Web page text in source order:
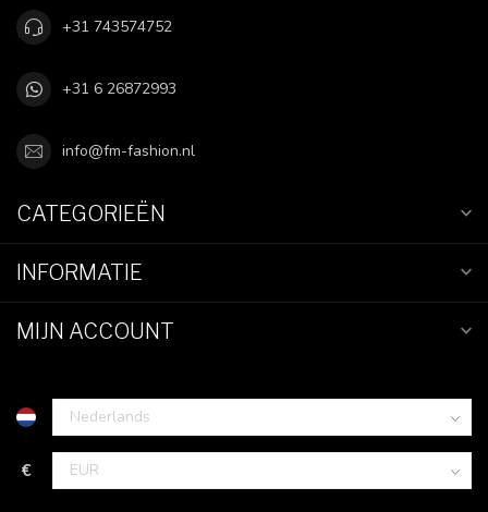
+31 743574752
+31 6 26872993
info@fm-fashion.nl
CATEGORIEËN
INFORMATIE
MIJN ACCOUNT
€